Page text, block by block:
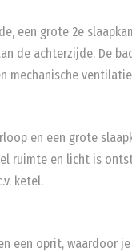
een grote 2e
de achterzijde. De
mechanische
en een grote
ruimte en licht is
ketel.
een oprit, waardoor